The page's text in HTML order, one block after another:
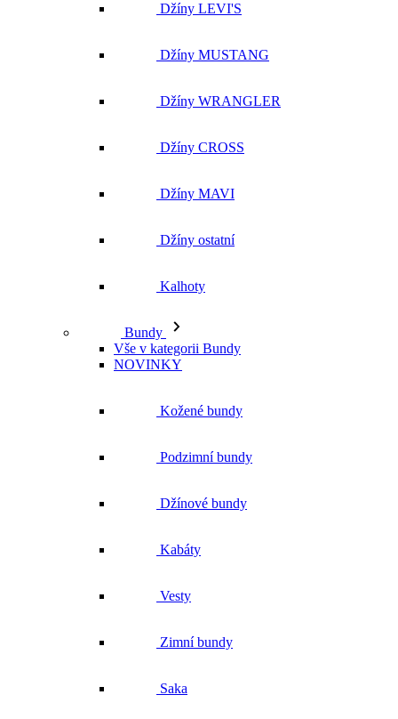
Džíny LEVI'S
Džíny MUSTANG
Džíny WRANGLER
Džíny CROSS
Džíny MAVI
Džíny ostatní
Kalhoty
Bundy
Vše v kategorii Bundy
NOVINKY
Kožené bundy
Podzimní bundy
Džínové bundy
Kabáty
Vesty
Zimní bundy
Saka